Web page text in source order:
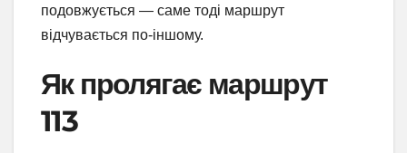
подовжується — саме тоді маршрут
відчувається по-іншому.
Як пролягає маршрут
113